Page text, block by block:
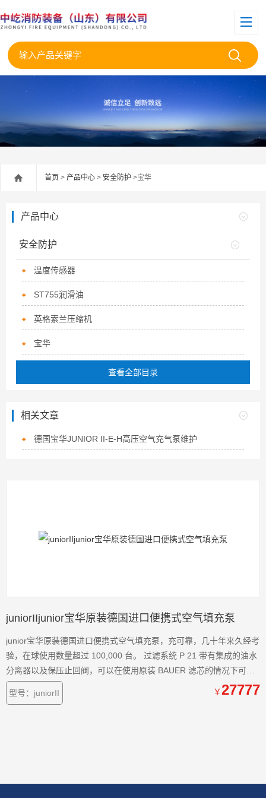
首页 > 产品中心 > 安全防护 >宝华
产品中心
安全防护
温度传感器
ST755润滑油
英格索兰压缩机
宝华
查看全部目录
相关文章
德国宝华JUNIOR II-E-H高压空气充气泵维护
juniorIIjunior宝华原装德国进口便携式空气填充泵
junior宝华原装德国进口便携式空气填充泵，充可靠，几十年来久经考
验，在球使用数量超过 100,000 台。 过滤系统 P 21 带有集成的油水
分离器以及保压止回阀，可以在使用原装 BAUER 滤芯的情况下可靠
地制备符合 DIN EN 120211 标准的呼吸空气。经过工装样件检测和
铅封的终端压力安全阀可以特别高的运行稳定性。可制备的空气量为
型号：juniorII ￥27777